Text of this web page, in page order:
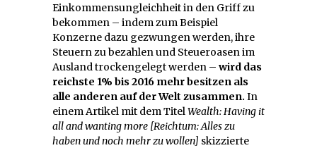
Einkommensungleichheit in den Griff zu
bekommen – indem zum Beispiel
Konzerne dazu gezwungen werden, ihre
Steuern zu bezahlen und Steueroasen im
Ausland trockengelegt werden – wird das
reichste 1% bis 2016 mehr besitzen als
alle anderen auf der Welt zusammen. In
einem Artikel mit dem TitelWealth: Having it
all and wanting more [Reichtum: Alles zu
haben und noch mehr zu wollen] skizzierte